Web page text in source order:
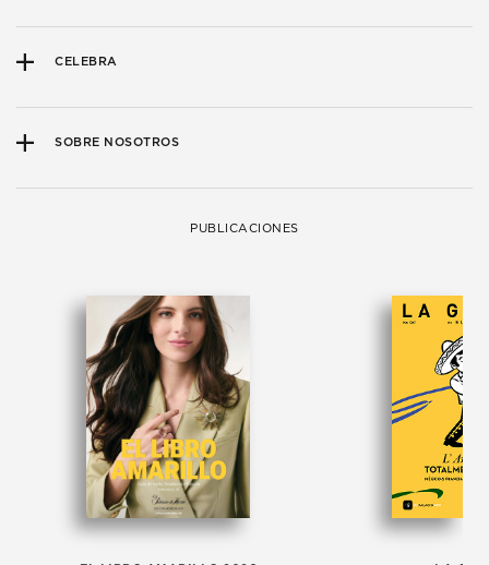
CELEBRA
SOBRE NOSOTROS
PUBLICACIONES